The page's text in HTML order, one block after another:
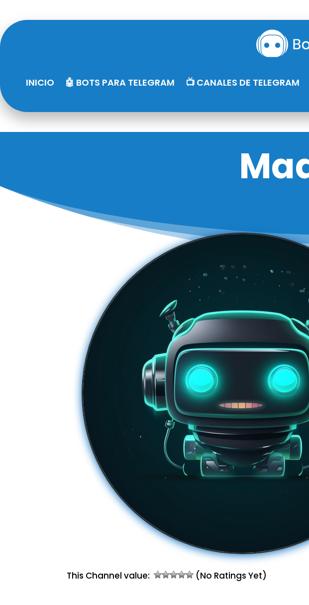
INICIO 🤖 BOTS PARA TELEGRAM 📺 CANALES DE TELEGRAM
This Channel value: (No Ratings Yet)